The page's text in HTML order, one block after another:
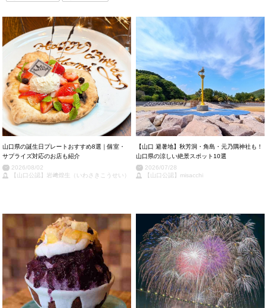
山口県の誕生日プレートおすすめ8選｜個室・
サプライズ対応のお店も紹介
2026/08/02
【山口公認】岩﨑煌生（いわさきこうせい）
【山口 避暑地】秋芳洞・角島・元乃隅神社も！
山口県の涼しい絶景スポット10選
2026/07/28
【山口公認】misacchi